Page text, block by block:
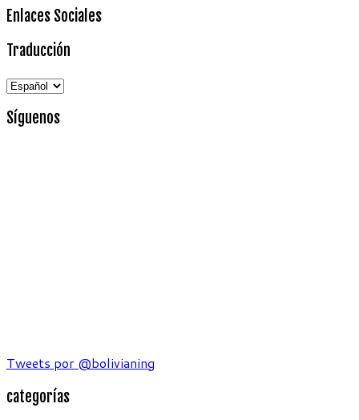
Enlaces Sociales
Traducción
Síguenos
Tweets por @bolivianing
categorías